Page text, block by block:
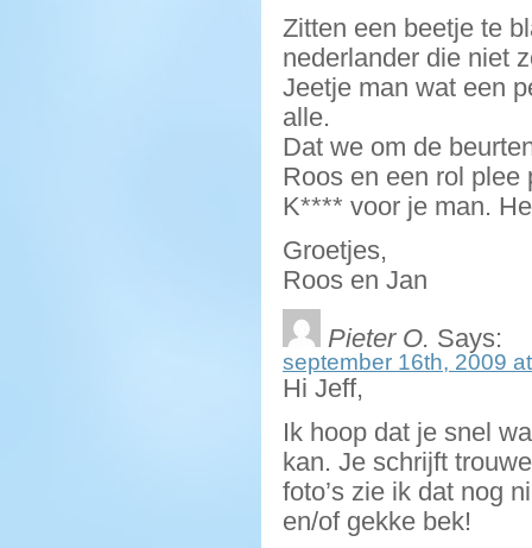
Zitten een beetje te
nederlander die niet
Jeetje man wat een
alle.
Dat we om de
Roos en een rol
K**** voor je man.
Groetjes,
Roos en Jan
Pieter O. Says:
september 16th, 2009
Hi Jeff,
Ik hoop dat je snel
kan. Je schrijft
foto’s zie ik dat nog
en/of gekke bek!